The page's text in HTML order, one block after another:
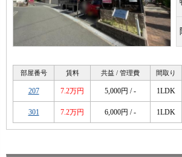
部屋番号 賃料 共益 / 管理費 間取り
207 7.2万円 5,000円 / - 1LDK
301 7.2万円 6,000円 / - 1LDK